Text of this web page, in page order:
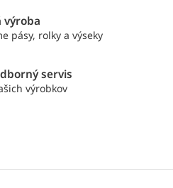
výroba
pásy, rolky a výseky
servis
výrobkov